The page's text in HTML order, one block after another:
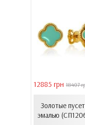
12885 грн 18407
Золотые
эмалью